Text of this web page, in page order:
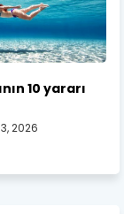
10 yararı
2026